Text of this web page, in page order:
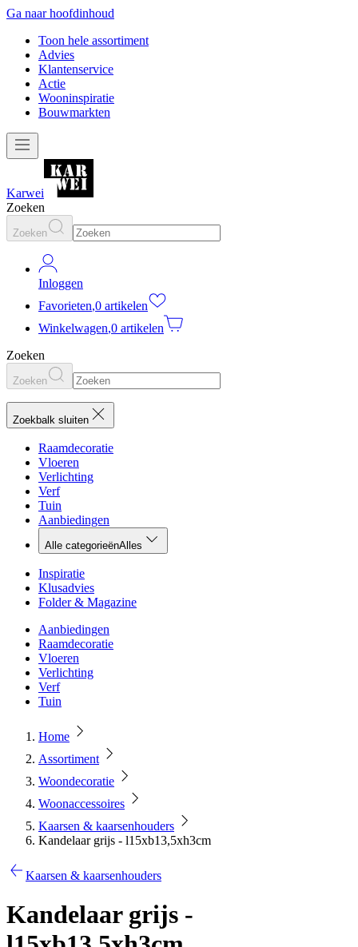
Ga naar hoofdinhoud
Toon hele assortiment
Advies
Klantenservice
Actie
Wooninspiratie
Bouwmarkten
Karwei
Zoeken
Zoeken
Inloggen
Favorieten,0 artikelen
Winkelwagen,0 artikelen
Zoeken
Zoeken
Zoekbalk sluiten
Raamdecoratie
Vloeren
Verlichting
Verf
Tuin
Aanbiedingen
Alle categorieënAlles
Inspiratie
Klusadvies
Folder & Magazine
Aanbiedingen
Raamdecoratie
Vloeren
Verlichting
Verf
Tuin
Home
Assortiment
Woondecoratie
Woonaccessoires
Kaarsen & kaarsenhouders
Kandelaar grijs - l15xb13,5xh3cm
Kaarsen & kaarsenhouders
Kandelaar grijs -